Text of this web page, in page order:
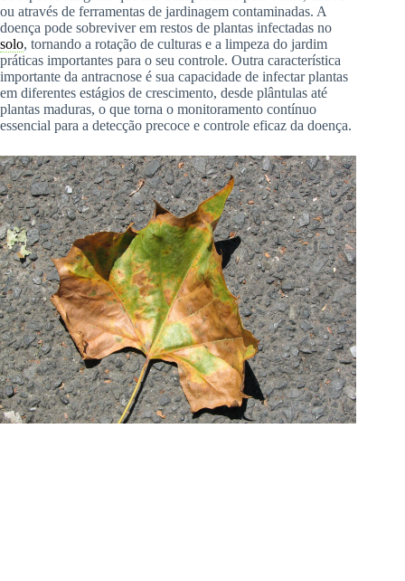
ou através de ferramentas de jardinagem contaminadas. A
doença pode sobreviver em restos de plantas infectadas no
solo, tornando a rotação de culturas e a limpeza do jardim
práticas importantes para o seu controle. Outra característica
importante da antracnose é sua capacidade de infectar plantas
em diferentes estágios de crescimento, desde plântulas até
plantas maduras, o que torna o monitoramento contínuo
essencial para a detecção precoce e controle eficaz da doença.